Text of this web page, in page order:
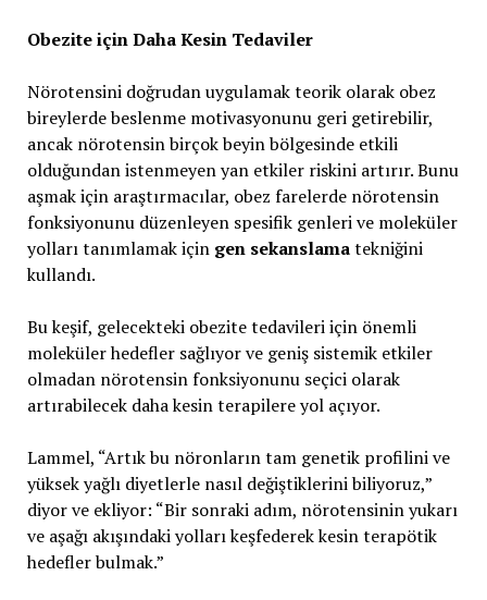
Obezite için Daha Kesin Tedaviler
Nörotensini doğrudan uygulamak teorik olarak obez
bireylerde beslenme motivasyonunu geri getirebilir,
ancak nörotensin birçok beyin bölgesinde etkili
olduğundan istenmeyen yan etkiler riskini artırır. Bunu
aşmak için araştırmacılar, obez farelerde nörotensin
fonksiyonunu düzenleyen spesifik genleri ve moleküler
yolları tanımlamak için gen sekanslamatekniğini
kullandı.
Bu keşif, gelecekteki obezite tedavileri için önemli
moleküler hedefler sağlıyor ve geniş sistemik etkiler
olmadan nörotensin fonksiyonunu seçici olarak
artırabilecek daha kesin terapilere yol açıyor.
Lammel, “Artık bu nöronların tam genetik profilini ve
yüksek yağlı diyetlerle nasıl değiştiklerini biliyoruz,”
diyor ve ekliyor: “Bir sonraki adım, nörotensinin yukarı
ve aşağı akışındaki yolları keşfederek kesin terapötik
hedefler bulmak.”